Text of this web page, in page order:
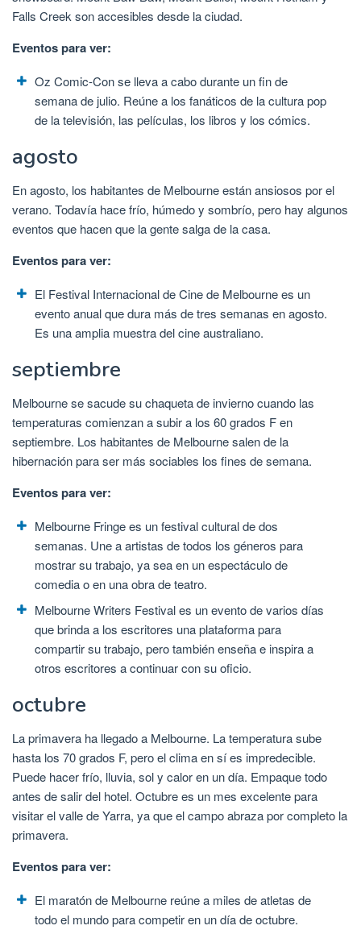
Falls Creek son accesibles desde la ciudad.
Eventos para ver:
Oz Comic-Con se lleva a cabo durante un fin de
semana de julio. Reúne a los fanáticos de la cultura pop
de la televisión, las películas, los libros y los cómics.
agosto
En agosto, los habitantes de Melbourne están ansiosos por el
verano. Todavía hace frío, húmedo y sombrío, pero hay algunos
eventos que hacen que la gente salga de la casa.
Eventos para ver:
El Festival Internacional de Cine de Melbourne es un
evento anual que dura más de tres semanas en agosto.
Es una amplia muestra del cine australiano.
septiembre
Melbourne se sacude su chaqueta de invierno cuando las
temperaturas comienzan a subir a los 60 grados F en
septiembre. Los habitantes de Melbourne salen de la
hibernación para ser más sociables los fines de semana.
Eventos para ver:
Melbourne Fringe es un festival cultural de dos
semanas. Une a artistas de todos los géneros para
mostrar su trabajo, ya sea en un espectáculo de
comedia o en una obra de teatro.
Melbourne Writers Festival es un evento de varios días
que brinda a los escritores una plataforma para
compartir su trabajo, pero también enseña e inspira a
otros escritores a continuar con su oficio.
octubre
La primavera ha llegado a Melbourne. La temperatura sube
hasta los 70 grados F, pero el clima en sí es impredecible.
Puede hacer frío, lluvia, sol y calor en un día. Empaque todo
antes de salir del hotel. Octubre es un mes excelente para
visitar el valle de Yarra, ya que el campo abraza por completo la
primavera.
Eventos para ver:
El maratón de Melbourne reúne a miles de atletas de
todo el mundo para competir en un día de octubre.